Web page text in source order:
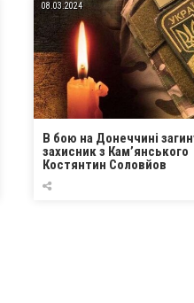
08.03.2024
В бою на Донеччині
захисник з Кам’янського
Костянтин Соловйов